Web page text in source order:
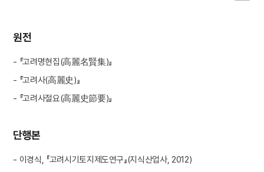
원전
- 『고려명현집(高麗名賢集)』
- 『고려사(高麗史)』
- 『고려사절요(高麗史節要)』
단행본
- 이경식, 『고려시기토지제도연구』(지식산업사, 2012)